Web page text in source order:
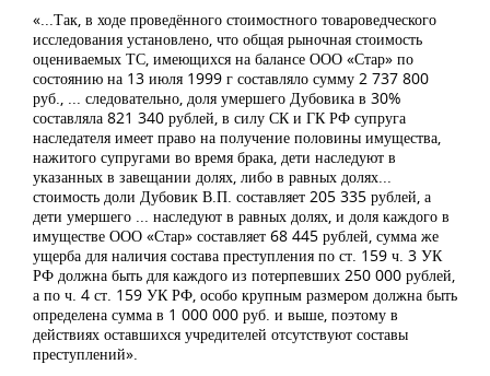
«...Так, в ходе проведённого стоимостного товароведческого
исследования установлено, что общая рыночная стоимость
оцениваемых ТС, имеющихся на балансе ООО «Стар» по
состоянию на 13 июля 1999 г составляло сумму 2 737 800
руб., ... следовательно, доля умершего Дубовика в 30%
составляла 821 340 рублей, в силу СК и ГК РФ супруга
наследателя имеет право на получение половины имущества,
нажитого супругами во время брака, дети наследуют в
указанных в завещании долях, либо в равных долях...
стоимость доли Дубовик В.П. составляет 205 335 рублей, а
дети умершего ... наследуют в равных долях, и доля каждого в
имуществе ООО «Стар» составляет 68 445 рублей, сумма же
ущерба для наличия состава преступления по ст. 159 ч. 3 УК
РФ должна быть для каждого из потерпевших 250 000 рублей,
а по ч. 4 ст. 159 УК РФ, особо крупным размером должна быть
определена сумма в 1 000 000 руб. и выше, поэтому в
действиях оставшихся учредителей отсутствуют составы
преступлений».